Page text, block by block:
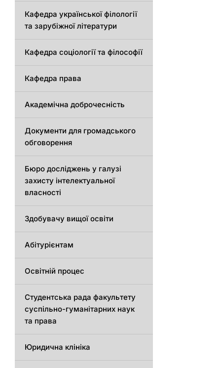
Кафедра української філології
та зарубіжної літератури
Кафедра соціології та філософії
Кафедра права
Академічна доброчесність
Документи для громадського
обговорення
Бюро досліджень у галузі
захисту інтелектуальної
власності
Здобувачу вищої освіти
Абітурієнтам
Освітній процес
Студентська рада факультету
суспільно-гуманітарних наук
та права
Юридична клініка